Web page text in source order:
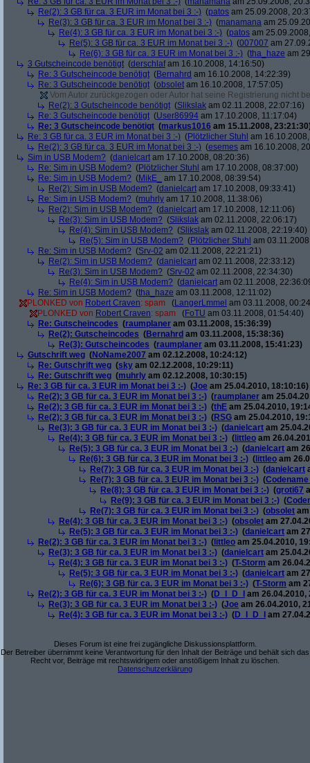
Re(2): 3 GB für ca. 3 EUR im Monat bei 3 :-) (patos am 25.09.2008,
Re(3): 3 GB für ca. 3 EUR im Monat bei 3 :-) (manamana am
Re(4): 3 GB für ca. 3 EUR im Monat bei 3 :-) (patos am
Re(5): 3 GB für ca. 3 EUR im Monat bei 3 :-) (007007 am
Re(6): 3 GB für ca. 3 EUR im Monat bei 3 :-) (tha_haze am
3 Gutscheincode benötigt (derschlafam 16.10.2008, 14:16:50)
Re: 3 Gutscheincode benötigt (Bernahrd am 16.10.2008, 14:22:39)
Re: 3 Gutscheincode benötigt (obsolet am 16.10.2008, 17:57:05)
Vom Autor zurückgezogen oder Autor hat seine Registrierung nicht
Re(2): 3 Gutscheincode benötigt (Slikslak am 02.11.2008, 22:07:16)
Re: 3 Gutscheincode benötigt (User86994 am 17.10.2008, 11:17:04)
Re: 3 Gutscheincode benötigt (markus1016 am 15.11.2008,
Re: 3 GB für ca. 3 EUR im Monat bei 3 :-) (Plötzlicher Stuhl am
Re(2): 3 GB für ca. 3 EUR im Monat bei 3 :-) (esemes am 16.10.2008,
Sim in USB Modem? (danielcart am 17.10.2008, 08:20:36)
Re: Sim in USB Modem? (Plötzlicher Stuhl am 17.10.2008, 08:37:00)
Re: Sim in USB Modem? (MikE_
am 17.10.2008, 08:39:54)
Re(2): Sim in USB Modem? (danielcart am 17.10.2008, 09:33:41)
Re: Sim in USB Modem? (muhrly am 17.10.2008, 11:38:06)
Re(2): Sim in USB Modem? (danielcart am 17.10.2008, 12:11:06)
Re(3): Sim in USB Modem? (Slikslak am 02.11.2008, 22:06:17)
Re(4): Sim in USB Modem? (Slikslak am 02.11.2008, 22:19:40)
Re(5): Sim in USB Modem? (Plötzlicher Stuhl am
Re: Sim in USB Modem? (Srv-02 am 02.11.2008, 22:21:21)
Re(2): Sim in USB Modem? (danielcart am 02.11.2008, 22:33:12)
Re(3): Sim in USB Modem? (Srv-02 am 02.11.2008, 22:34:30)
Re(4): Sim in USB Modem? (danielcart am 02.11.2008,
Re: Sim in USB Modem? (tha_haze am 03.11.2008, 12:11:02)
PLONKED von Robert Craven: spam (LangerLmmel am 03.11.2008,
PLONKED von Robert Craven: spam (FoTU am 03.11.2008, 01:54:40)
Re: Gutscheincodes (raumplaner am 03.11.2008, 15:36:39)
Re(2): Gutscheincodes (Bernahrd am 03.11.2008, 15:38:36)
Re(3): Gutscheincodes (raumplaner am 03.11.2008, 15:41:23)
Gutschrift weg (NoName2007 am 02.12.2008, 10:24:12)
Re: Gutschrift weg (sky am 02.12.2008, 10:29:11)
Re: Gutschrift weg (muhrly am 02.12.2008, 10:30:15)
Re: 3 GB für ca. 3 EUR im Monat bei 3 :-) (Joe am 25.04.2010, 18:10:16)
Re(2): 3 GB für ca. 3 EUR im Monat bei 3 :-) (raumplaner am
Re(2): 3 GB für ca. 3 EUR im Monat bei 3 :-) (thE am 25.04.2010,
Re(2): 3 GB für ca. 3 EUR im Monat bei 3 :-) (RSG am 25.04.2010,
Re(3): 3 GB für ca. 3 EUR im Monat bei 3 :-) (danielcart am
Re(4): 3 GB für ca. 3 EUR im Monat bei 3 :-) ( littleo am
Re(5): 3 GB für ca. 3 EUR im Monat bei 3 :-) (danielcart am
Re(6): 3 GB für ca. 3 EUR im Monat bei 3 :-) ( littleo am
Re(7): 3 GB für ca. 3 EUR im Monat bei 3 :-) (danielcart
Re(7): 3 GB für ca. 3 EUR im Monat bei 3 :-) (Codename
Re(8): 3 GB für ca. 3 EUR im Monat bei 3 :-) (groti67
Re(9): 3 GB für ca. 3 EUR im Monat bei 3 :-) (
Re(7): 3 GB für ca. 3 EUR im Monat bei 3 :-) (obsolet
Re(4): 3 GB für ca. 3 EUR im Monat bei 3 :-) (obsolet am
Re(5): 3 GB für ca. 3 EUR im Monat bei 3 :-) (danielcart am
Re(2): 3 GB für ca. 3 EUR im Monat bei 3 :-) ( littleo am 25.04.2010,
Re(3): 3 GB für ca. 3 EUR im Monat bei 3 :-) (danielcart am
Re(4): 3 GB für ca. 3 EUR im Monat bei 3 :-) (T-Storm am
Re(5): 3 GB für ca. 3 EUR im Monat bei 3 :-) (danielcart am
Re(6): 3 GB für ca. 3 EUR im Monat bei 3 :-) (T-Storm am
Re(2): 3 GB für ca. 3 EUR im Monat bei 3 :-) (D_I_D_I
am 26.04.2010,
Re(3): 3 GB für ca. 3 EUR im Monat bei 3 :-) (Joe am 26.04.2010,
Re(4): 3 GB für ca. 3 EUR im Monat bei 3 :-) (D_I_D_I am
Dieses Forum ist eine frei zugängliche Diskussionsplattform.
Der Betreiber übernimmt keine Verantwortung für den Inhalt der Beiträge und behält sich das
Recht vor, Beiträge mit rechtswidrigem oder anstößigem Inhalt zu löschen.
Datenschutzerklärung